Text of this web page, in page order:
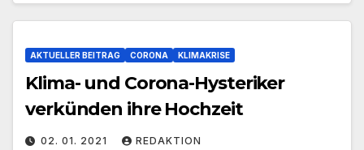
AKTUELLER BEITRAG CORONA KLIMAKRISE
Klima- und Corona-Hysteriker
verkünden ihre Hochzeit
02. 01. 2021 REDAKTION